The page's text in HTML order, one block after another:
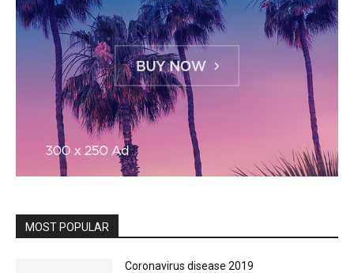
MOST POPULAR
Coronavirus disease 2019